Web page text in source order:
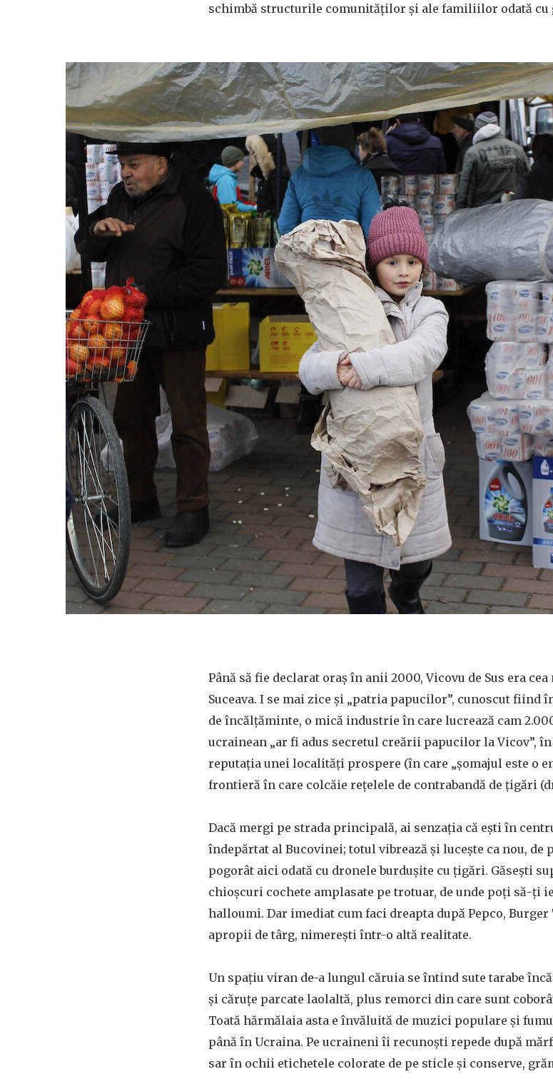
schimbă structurile comunităților și ale familiilor odată cu
Până să fie declarat oraș în anii 2000, Vicovu de Sus era
Suceava. I se mai zice și „patria papucilor”, cunoscut
de încălțăminte, o mică industrie în care lucrează cam
ucrainean „ar fi adus secretul creării papucilor la Vicov”,
reputația unei localități prospere (în care „șomajul este o
frontieră în care colcăie rețelele de contrabandă de țigări
Dacă mergi pe strada principală, ai senzația că ești în
îndepărtat al Bucovinei; totul vibrează și lucește ca nou,
pogorât aici odată cu dronele burdușite cu țigări. Găsești
chioșcuri cochete amplasate pe trotuar, de unde poți să-ți
halloumi. Dar imediat cum faci dreapta după Pepco,
apropii de târg, nimerești într-o altă realitate.
Un spațiu viran de-a lungul căruia se întind sute tarabe
și căruțe parcate laolaltă, plus remorci din care sunt
Toată hărmălaia asta e învăluită de muzici populare și
până în Ucraina. Pe ucraineni îi recunoști repede după
sar în ochii etichetele colorate de pe sticle și conserve,